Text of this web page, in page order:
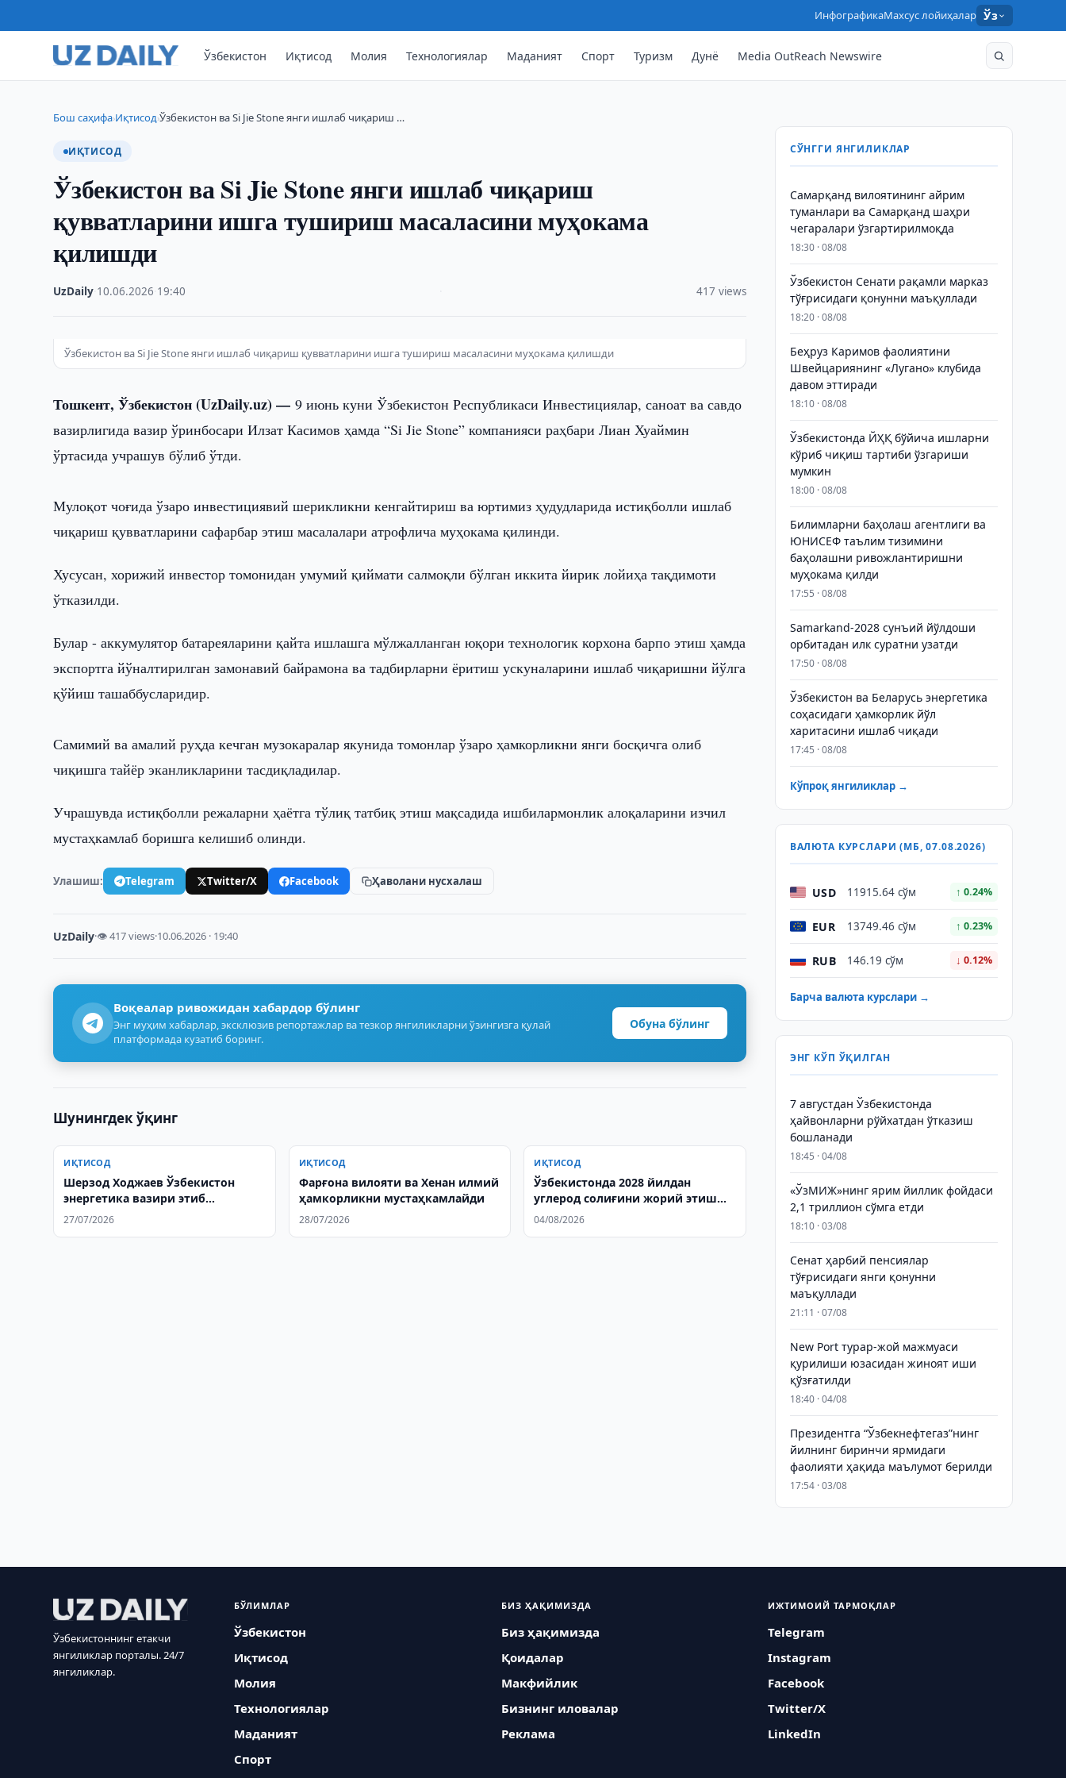
ИнфографикаМахсус лойиҳалар Ўз
Ўзбекистон Иқтисод Молия Технологиялар Маданият Спорт Туризм Дунё Media OutReach Newswire
Бош саҳифа›Иқтисод›Ўзбекистон ва Si Jie Stone янги ишлаб чиқариш …
ИҚТИСОД
Ўзбекистон ва Si Jie Stone янги ишлаб чиқариш
қувватларини ишга тушириш масаласини муҳокама
қилишди
UzDaily 10.06.2026 19:40 417 views
Ўзбекистон ва Si Jie Stone янги ишлаб чиқариш қувватларини ишга тушириш масаласини муҳокама қилишди
Тошкент, Ўзбекистон (UzDaily.uz) —9 июнь куни Ўзбекистон Республикаси Инвестициялар, саноат ва савдо
вазирлигида вазир ўринбосари Илзат Касимов ҳамда “Si Jie Stone” компанияси раҳбари Лиан Хуаймин
ўртасида учрашув бўлиб ўтди.
Мулоқот чоғида ўзаро инвестициявий шерикликни кенгайтириш ва юртимиз ҳудудларида истиқболли ишлаб
чиқариш қувватларини сафарбар этиш масалалари атрофлича муҳокама қилинди.
Хусусан, хорижий инвестор томонидан умумий қиймати салмоқли бўлган иккита йирик лойиҳа тақдимоти
ўтказилди.
Булар - аккумулятор батареяларини қайта ишлашга мўлжалланган юқори технологик корхона барпо этиш ҳамда
экспортга йўналтирилган замонавий байрамона ва тадбирларни ёритиш ускуналарини ишлаб чиқаришни йўлга
қўйиш ташаббусларидир.
Самимий ва амалий руҳда кечган музокаралар якунида томонлар ўзаро ҳамкорликни янги босқичга олиб
чиқишга тайёр эканликларини тасдиқладилар.
Учрашувда истиқболли режаларни ҳаётга тўлиқ татбиқ этиш мақсадида ишбилармонлик алоқаларини изчил
мустаҳкамлаб боришга келишиб олинди.
Улашиш: Telegram Twitter/X Facebook Ҳаволани нусхалаш
UzDaily·👁 417 views·10.06.2026 · 19:40
Воқеалар ривожидан хабардор бўлинг
Энг муҳим хабарлар, эксклюзив репортажлар ва тезкор янгиликларни ўзингизга қулай
платформада кузатиб боринг.
Обуна бўлинг
Шунингдек ўқинг
ИҚТИСОД
Шерзод Ходжаев Ўзбекистон
энергетика вазири этиб
тайинланди
27/07/2026
ИҚТИСОД
Фарғона вилояти ва Хенан илмий
ҳамкорликни мустаҳкамлайди
28/07/2026
ИҚТИСОД
Ўзбекистонда 2028 йилдан
углерод солиғини жорий этиш
таклиф қилинди
04/08/2026
СЎНГГИ ЯНГИЛИКЛАР
Самарқанд вилоятининг айрим
туманлари ва Самарқанд шаҳри
чегаралари ўзгартирилмоқда
18:30 · 08/08
Ўзбекистон Сенати рақамли марказ
тўғрисидаги қонунни маъқуллади
18:20 · 08/08
Беҳруз Каримов фаолиятини
Швейцариянинг «Лугано» клубида
давом эттиради
18:10 · 08/08
Ўзбекистонда ЙҲҚ бўйича ишларни
кўриб чиқиш тартиби ўзгариши
мумкин
18:00 · 08/08
Билимларни баҳолаш агентлиги ва
ЮНИСЕФ таълим тизимини
баҳолашни ривожлантиришни
муҳокама қилди
17:55 · 08/08
Samarkand-2028 сунъий йўлдоши
орбитадан илк суратни узатди
17:50 · 08/08
Ўзбекистон ва Беларусь энергетика
соҳасидаги ҳамкорлик йўл
харитасини ишлаб чиқади
17:45 · 08/08
Кўпроқ янгиликлар →
ВАЛЮТА КУРСЛАРИ (МБ, 07.08.2026)
USD 11915.64 сўм ↑ 0.24%
EUR 13749.46 сўм ↑ 0.23%
RUB 146.19 сўм ↓ 0.12%
Барча валюта курслари →
ЭНГ КЎП ЎҚИЛГАН
7 августдан Ўзбекистонда
ҳайвонларни рўйхатдан ўтказиш
бошланади
18:45 · 04/08
«ЎзМИЖ»нинг ярим йиллик фойдаси
2,1 триллион сўмга етди
18:10 · 03/08
Сенат ҳарбий пенсиялар
тўғрисидаги янги қонунни
маъқуллади
21:11 · 07/08
New Port турар-жой мажмуаси
қурилиши юзасидан жиноят иши
қўзғатилди
18:40 · 04/08
Президентга “Ўзбекнефтегаз”нинг
йилнинг биринчи ярмидаги
фаолияти ҳақида маълумот берилди
17:54 · 03/08
Ўзбекистоннинг етакчи
янгиликлар порталы. 24/7
янгиликлар.
БЎЛИМЛАР
Ўзбекистон
Иқтисод
Молия
Технологиялар
Маданият
Спорт
БИЗ ҲАҚИМИЗДА
Биз ҳақимизда
Қоидалар
Макфийлик
Бизнинг иловалар
Реклама
ИЖТИМОИЙ ТАРМОҚЛАР
Telegram
Instagram
Facebook
Twitter/X
LinkedIn